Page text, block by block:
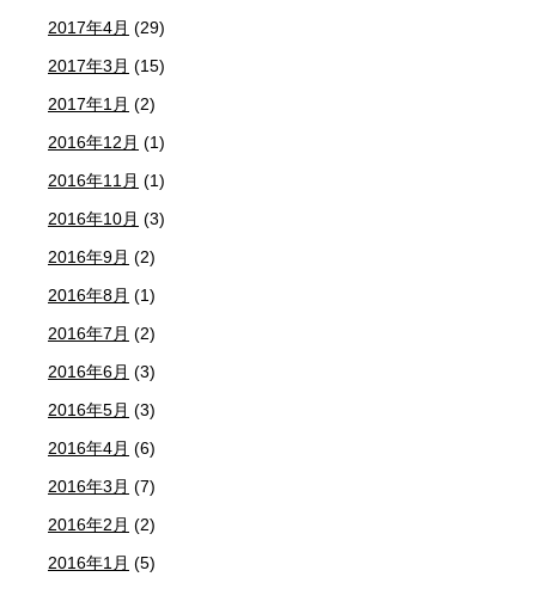
2017年4月 (29)
2017年3月 (15)
2017年1月 (2)
2016年12月 (1)
2016年11月 (1)
2016年10月 (3)
2016年9月 (2)
2016年8月 (1)
2016年7月 (2)
2016年6月 (3)
2016年5月 (3)
2016年4月 (6)
2016年3月 (7)
2016年2月 (2)
2016年1月 (5)